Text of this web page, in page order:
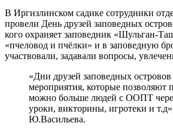
В Иргизлинском садике сотрудники
провели День друзей заповедных
кого охраняет заповедник «Шульган-
«пчеловод и пчёлки» и в заповедную
участвовали, задавали вопросы,
«Дни друзей заповедных островов
мероприятия, которые позволяют
можно больше людей с ООПТ
уроки, викторины, игротеки и
Ю.Васильева.